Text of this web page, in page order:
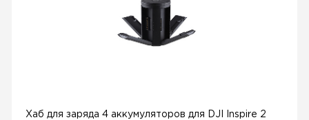
Хаб для заряда 4 аккумуляторов для DJI Inspire 2